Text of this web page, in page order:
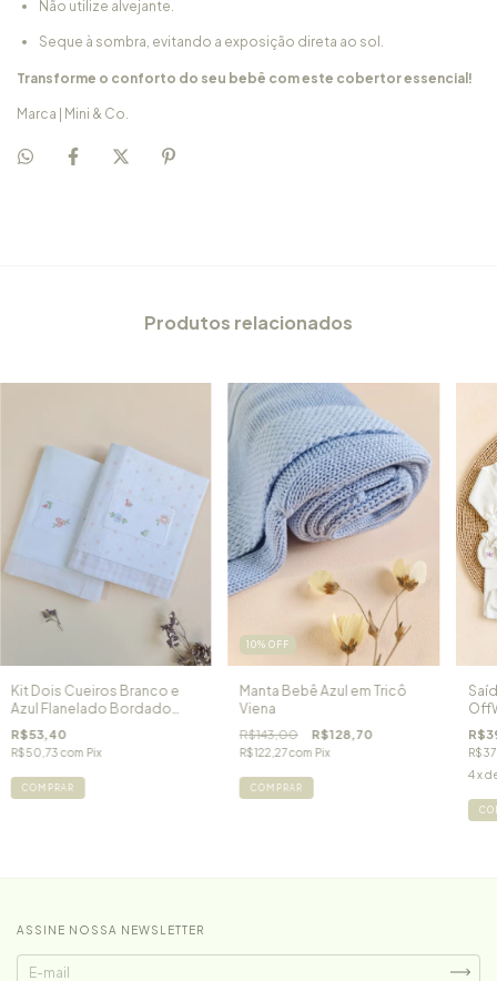
Não utilize alvejante.
Seque à sombra, evitando a exposição direta ao sol.
Transforme o conforto do seu bebê com este cobertor essencial!
Marca | Mini & Co.
Produtos relacionados
Kit Dois Cueiros Branco e
Azul Flanelado Bordado
Floral Rosa
R$53,40
R$50,73com Pix
COMPRAR
10% OFF
Manta Bebê Azul em Tricô
Viena
R$143,00 R$128,70
R$122,27com Pix
COMPRAR
4 x
ASSINE NOSSA NEWSLETTER